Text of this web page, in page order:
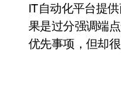
IT自动化平台提
果是过分强调端
优先事项，但却